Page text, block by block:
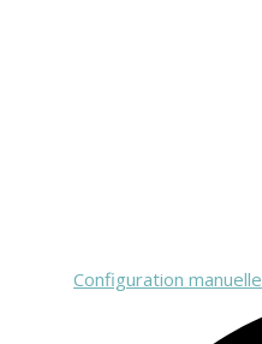
Configuration manuelle